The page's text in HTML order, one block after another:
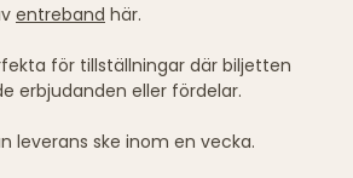
entreband här.
för tillställningar där biljetten
erbjudanden eller fördelar.
leverans ske inom en vecka.